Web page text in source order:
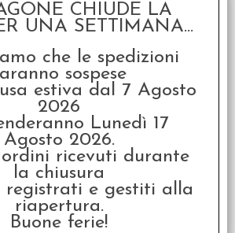
Midevil
da tavolo in inglese
NON DISPONIBILE
€ 19,95 €15,96
CHIUDE LA
UNA SETTIMANA...
che le spedizioni
sospese
estiva dal 7 Agosto
2026
Lunedì 17
Agosto 2026.
ricevuti durante
la chiusura
registrati e gestiti alla
riapertura.
Buone ferie!